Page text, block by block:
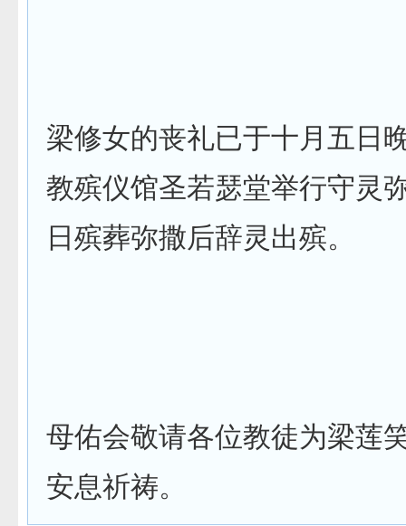
梁修女的丧礼已于十月五日
教殡仪馆圣若瑟堂举行守灵
日殡葬弥撒后辞灵出殡。
母佑会敬请各位教徒为梁莲
安息祈祷。